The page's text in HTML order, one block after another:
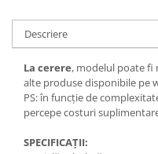
Descriere
La cerere, modelul poate
alte produse disponibile pe
PS: în funcție de
percepe costuri
SPECIFICAȚII: